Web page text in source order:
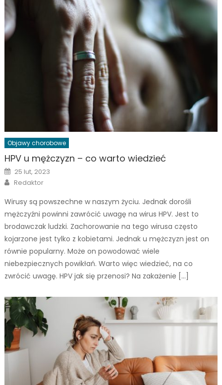
Objawy chorobowe
HPV u mężczyzn – co warto wiedzieć
Posted
on
25 lut, 2023
Author
Redaktor
Wirusy są powszechne w naszym życiu. Jednak dorośli
mężczyźni powinni zawrócić uwagę na wirus HPV. Jest to
brodawczak ludzki. Zachorowanie na tego wirusa często
kojarzone jest tylko z kobietami. Jednak u mężczyzn jest on
równie popularny. Może on powodować wiele
niebezpiecznych powikłań. Warto więc wiedzieć, na co
zwrócić uwagę. HPV jak się przenosi? Na zakażenie […]